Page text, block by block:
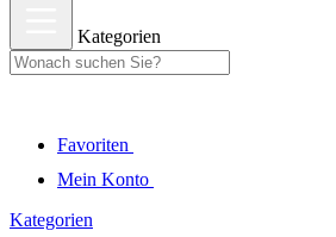
Kategorien
Favoriten
Mein Konto
Kategorien